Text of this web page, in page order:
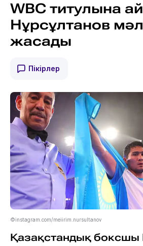
WBC титулына
Нұрсұлтанов
жасады
Пікірлер
©instagram.com/meiirim.nursultanov
Қазақстандық боксшы